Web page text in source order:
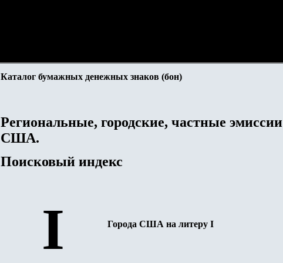
Каталог бумажных денежных знаков (бон)
Региональные, городские, частные эмиссии
США.
Поисковый индекс
I Города США на литеру I